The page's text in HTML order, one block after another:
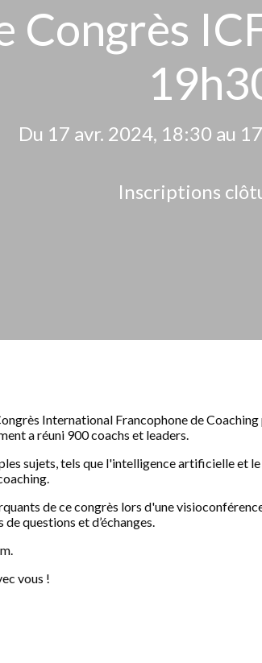
Congrès
Du 17 avr. 2024, 18:30 au
Inscriptions
International Francophone de
a réuni 900 coachs et leaders.
sujets, tels que l'intelligence artificielle et
de ce congrès lors d'une
questions et d’échanges.
vous !